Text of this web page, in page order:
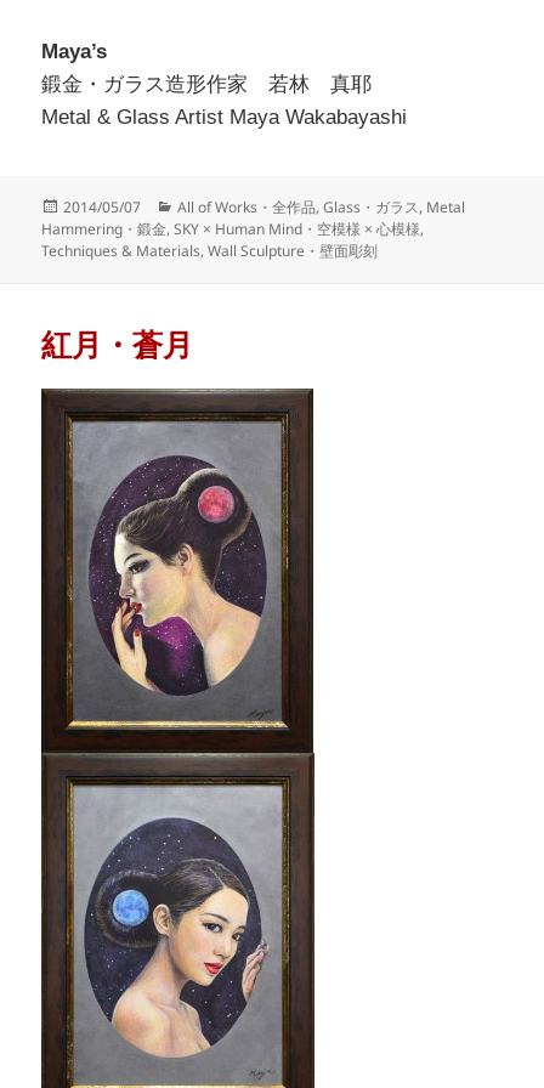
Maya’s
鍛金・ガラス造形作家 若林 真耶
Metal & Glass Artist Maya Wakabayashi
Posted
on
2014/05/07 Categories
All of Works・全作品,Glass・ガラス, Metal
Hammering・鍛金,SKY × Human Mind・空模様 × 心模様,
Techniques & Materials,Wall Sculpture・壁面彫刻
紅月・蒼月